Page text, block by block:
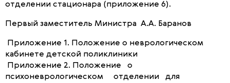
отделении стационара (приложение 6).
Первый заместитель Министра А.А. Баранов
Приложение 1. Положение о неврологическом
кабинете детской поликлиники
Приложение 2. Положение о
психоневрологическом отделении для